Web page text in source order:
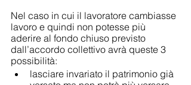
Nel caso in cui il lavoratore cambiasse
lavoro e quindi non potesse più
aderire al fondo chiuso previsto
dall’accordo collettivo avrà queste 3
possibilità:
lasciare invariato il patrimonio già